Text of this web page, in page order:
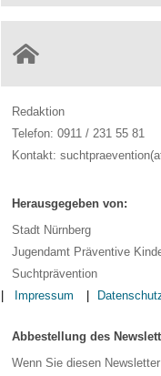
Redaktion
Telefon: 0911 / 231 55 81
Kontakt:
Herausgegeben von:
Stadt Nürnberg
Jugendamt Präventive
Suchtprävention
Impressum
Abbestellung des
Wenn Sie diesen